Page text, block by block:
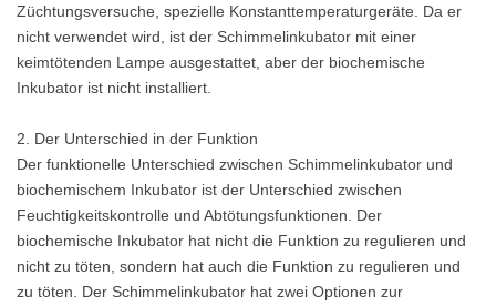
Züchtungsversuche, spezielle Konstanttemperaturgeräte. Da er
nicht verwendet wird, ist der Schimmelinkubator mit einer
keimtötenden Lampe ausgestattet, aber der biochemische
Inkubator ist nicht installiert.
2. Der Unterschied in der Funktion
Der funktionelle Unterschied zwischen Schimmelinkubator und
biochemischem Inkubator ist der Unterschied zwischen
Feuchtigkeitskontrolle und Abtötungsfunktionen. Der
biochemische Inkubator hat nicht die Funktion zu regulieren und
nicht zu töten, sondern hat auch die Funktion zu regulieren und
zu töten. Der Schimmelinkubator hat zwei Optionen zur